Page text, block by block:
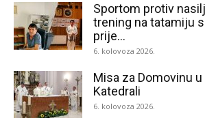
Sportom protiv
trening na tatamiju
prije...
6. kolovoza 2026.
Misa za Domovinu
Katedrali
6. kolovoza 2026.